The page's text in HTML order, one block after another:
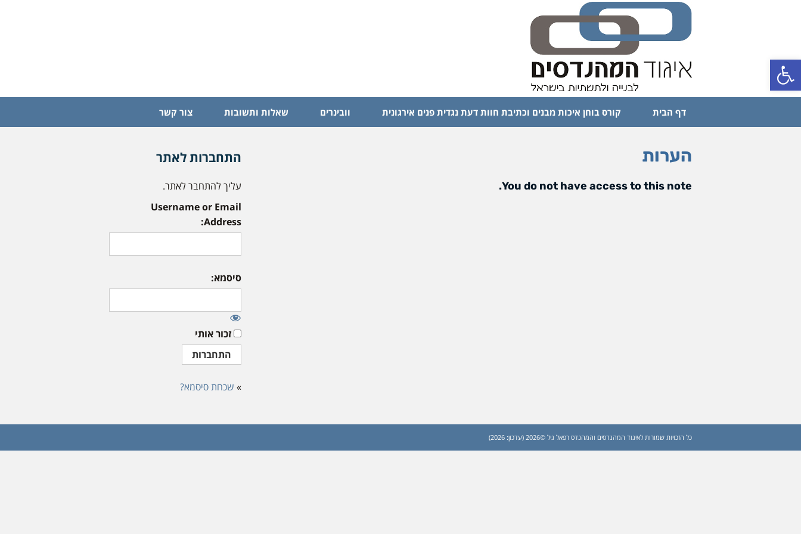
פתח סרגל נגישות
דף הבית קורס בוחן איכות מבנים וכתיבת חוות דעת נגדית פנים אירגונית וובינרים שאלות ותשובות צור קשר
הערות
You do not have access to this note.
התחברות לאתר
עליך להתחבר לאתר.
Username or Email
Address:
סיסמא:
זכור אותי
» שכחת סיסמא?
כל הזכויות שמורות לאיגוד המהנדסים והמהנדס רפאל גיל ©2026 (עדכון: 2026)